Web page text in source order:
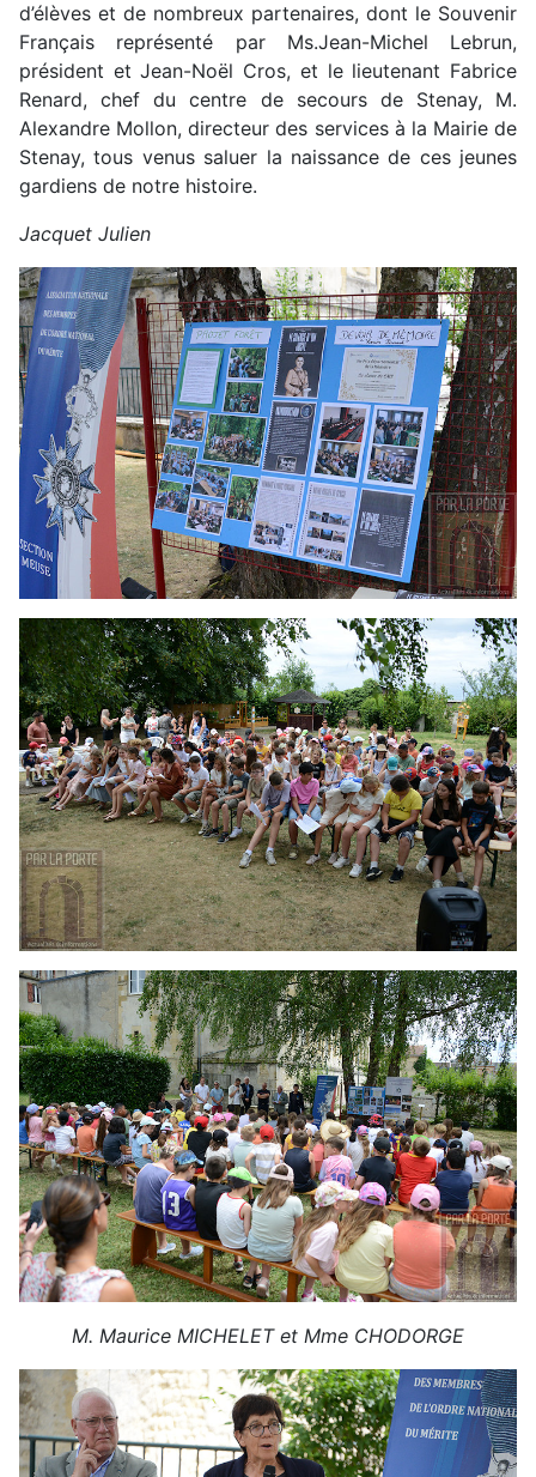
d’élèves et de nombreux partenaires, dont le Souvenir
Français représenté par Ms.Jean-Michel Lebrun,
président et Jean-Noël Cros, et le lieutenant Fabrice
Renard, chef du centre de secours de Stenay, M.
Alexandre Mollon, directeur des services à la Mairie de
Stenay, tous venus saluer la naissance de ces jeunes
gardiens de notre histoire.
Jacquet Julien
M. Maurice MICHELET et Mme CHODORGE